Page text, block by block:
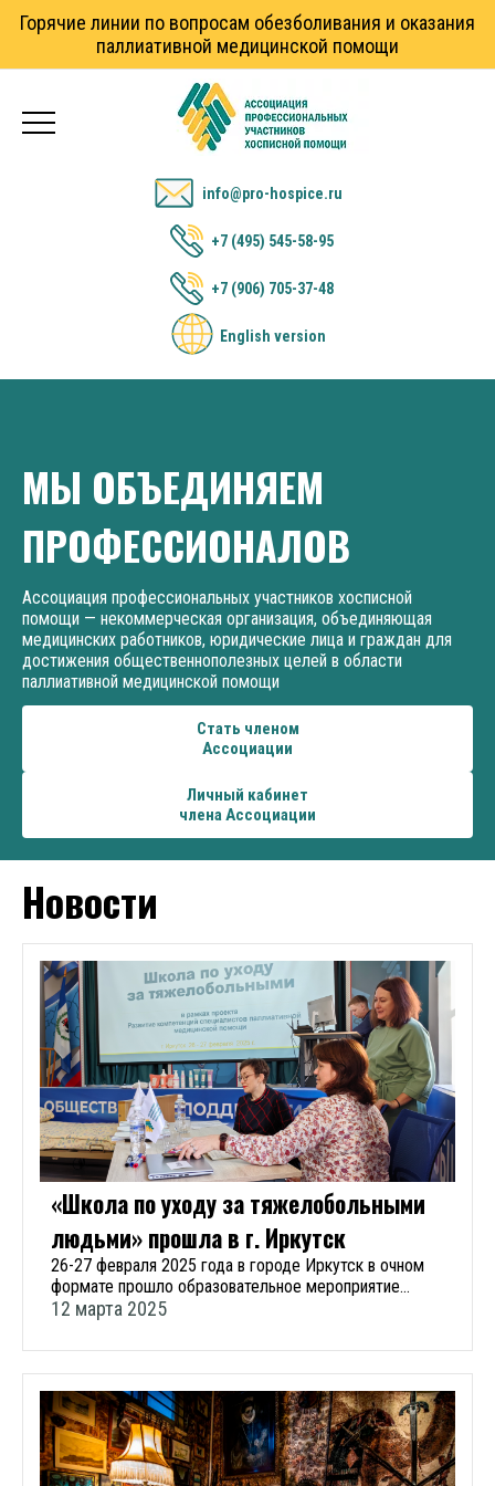
Горячие линии по вопросам обезболивания и оказания
паллиативной медицинской помощи
info@pro-hospice.ru
+7 (495) 545-58-95
+7 (906) 705-37-48
English version
МЫ ОБЪЕДИНЯЕМ
ПРОФЕССИОНАЛОВ
Ассоциация профессиональных участников хосписной
помощи — некоммерческая организация, объединяющая
медицинских работников, юридические лица и граждан для
достижения общественнополезных целей в области
паллиативной медицинской помощи
Стать членом
Ассоциации
Личный кабинет
члена Ассоциации
Новости
«Школа по уходу за тяжелобольными
людьми» прошла в г. Иркутск
26-27 февраля 2025 года в городе Иркутск в очном
формате прошло образовательное мероприятие
«Школа по уходу за тяжелобольными людьми».
профессиональных участников хосписной в рамках
проекта «Развитие компетенций специалистов
паллиативной медицинской помощи» при
поддержке Министерства здравоохранения Иркутской
области, Фонда президентских грантов, Штаба
общественной поддержки «Единой России» и главного
внештатного специалиста по паллиативной помощи
12 марта 2025